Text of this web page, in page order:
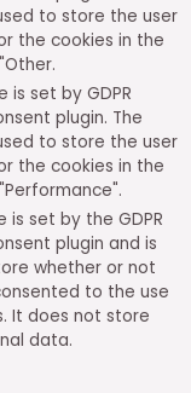
to store the user
the cookies in the
is set by GDPR
plugin. The
to store the user
the cookies in the
is set by the GDPR
plugin and is
whether or not
to the use
It does not store
data.